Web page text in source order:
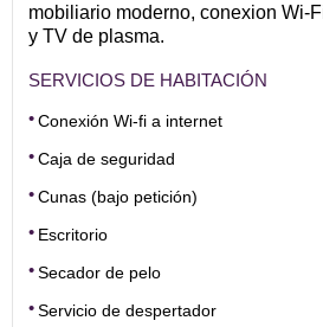
mobiliario moderno, conexion Wi-
y TV de plasma.
SERVICIOS DE HABITACIÓN
Conexión Wi-fi a internet
Caja de seguridad
Cunas (bajo petición)
Escritorio
Secador de pelo
Servicio de despertador